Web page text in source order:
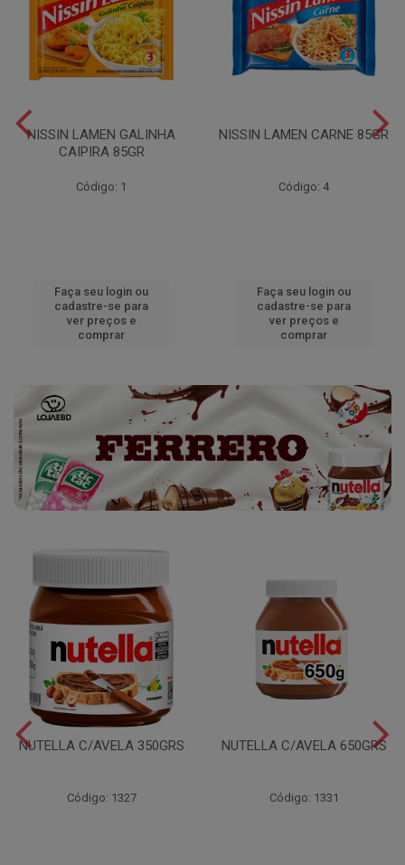
NISSIN LAMEN GALINHA
CAIPIRA 85GR
Código: 1
Faça seu login ou
cadastre-se para
ver preços e
comprar
NISSIN LAMEN CARNE 85GR
Código: 4
Faça seu login ou
cadastre-se para
ver preços e
comprar
NUTELLA C/AVELA 350GRS
Código: 1327
NUTELLA C/AVELA 650GRS
Código: 1331